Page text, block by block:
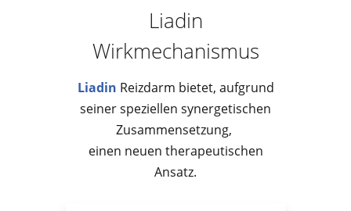
Liadin
Wirkmechanismus
Liadin Reizdarm bietet, aufgrund
seiner speziellen synergetischen
Zusammensetzung,
einen neuen therapeutischen
Ansatz.